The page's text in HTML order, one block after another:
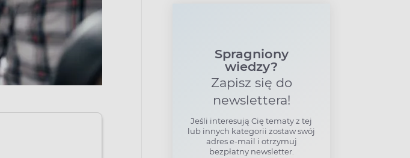
Spragniony
wiedzy?
Zapisz się do
newslettera!
Jeśli interesują Cię tematy z tej
lub innych kategorii zostaw swój
adres e-mail i otrzymuj
bezpłatny newsletter.